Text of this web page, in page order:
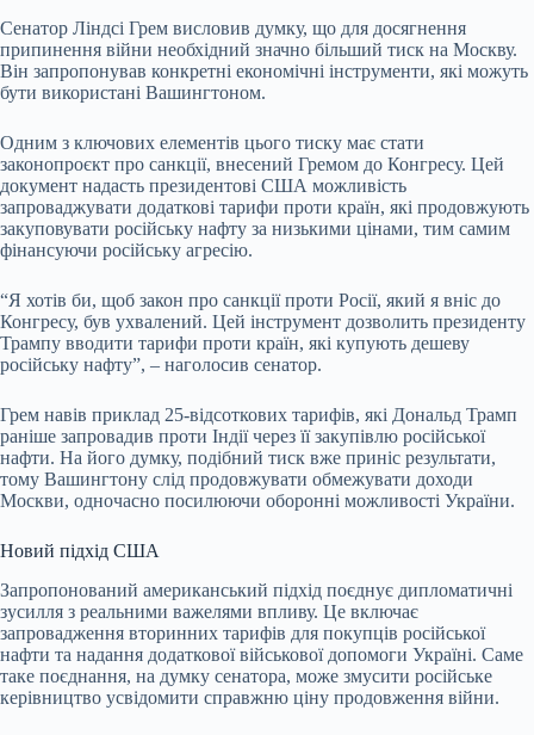
Сенатор Ліндсі Грем висловив думку, що для досягнення
припинення війни необхідний значно більший тиск на Москву.
Він запропонував конкретні економічні інструменти, які можуть
бути використані Вашингтоном.
Одним з ключових елементів цього тиску має стати
законопроєкт про санкції, внесений Гремом до Конгресу. Цей
документ надасть президентові США можливість
запроваджувати додаткові тарифи проти країн, які продовжують
закуповувати російську нафту за низькими цінами, тим самим
фінансуючи російську агресію.
“Я хотів би, щоб закон про санкції проти Росії, який я вніс до
Конгресу, був ухвалений. Цей інструмент дозволить президенту
Трампу вводити тарифи проти країн, які купують дешеву
російську нафту”, – наголосив сенатор.
Грем навів приклад 25-відсоткових тарифів, які Дональд Трамп
раніше запровадив проти Індії через її закупівлю російської
нафти. На його думку, подібний тиск вже приніс результати,
тому Вашингтону слід продовжувати обмежувати доходи
Москви, одночасно посилюючи оборонні можливості України.
Новий підхід США
Запропонований американський підхід поєднує дипломатичні
зусилля з реальними важелями впливу. Це включає
запровадження вторинних тарифів для покупців російської
нафти та надання додаткової військової допомоги Україні. Саме
таке поєднання, на думку сенатора, може змусити російське
керівництво усвідомити справжню ціну продовження війни.